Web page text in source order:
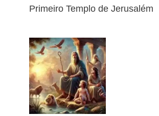
Primeiro Templo de Jerusalém